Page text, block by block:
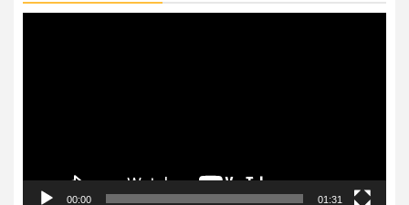
00:00 01:31